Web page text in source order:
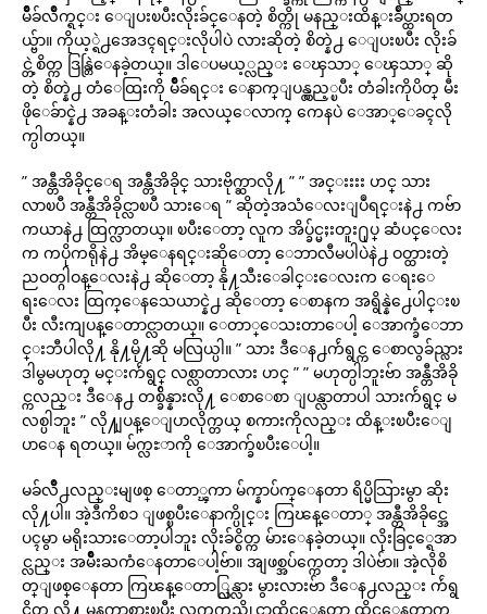
မ်ိဳခ်လိဳက္ရင္း ေျပးၿပီးလိုးခ်င္ေနတဲ့ စိတ္ကို မနည္းထိန္းခ်ဳပ္ထားရတ
ယ္ဗ်ာ။ ကိုယ့္ရဲ႕အေဒၚရင္းလိုပါပဲ လားဆိုတဲ့ စိတ္နဲ႕ ေျပးၿပီး လိုးခ်
င္တဲ့စိတ္က ဒြန္တြဲေနခဲ့တယ္။ ဒါေပမယ့္လည္း ေၾသာ္ ေၾသာ္ ဆို
တဲ့ စိတ္နဲ႕ တံေထြးကို မ်ိဳခ်ရင္း ေနာက္ျပန္လွည့္ၿပီး တံခါးကိုပိတ္ မီး
ဖိုေခ်ာင္နဲ႕ အခန္းတံခါး အလယ္ေလာက္ ကေနပဲ ေအာ္ေခၚလို
က္ပါတယ္။
” အန္တီအိခိုင္ေရ အန္တီအိခိုင္ သားဗိုက္ဆာလို႔ ” ” အင္းးးး ဟင္ သား
လာၿပီ အန္တီအိခိုင္လာၿပီ သားေရ ” ဆိုတဲ့အသံေလးျပဳရင္းနဲ႕ ကဗ်ာ
ကယာနဲ႕ ထြက္လာတယ္။ ၿပီးေတာ့ လူက အိပ္ခ်င္မႈးတူး႐ုပ္ ဆံပင္ေလး
က ကပိုကရိုနဲ႕ အိမ္ေနရင္းဆိုေတာ့ ေဘာလီမပါပဲနဲ႕ ဝတ္ထားတဲ့
ညဝတ္ဂါဝန္ေလးနဲ႕ ဆိုေတာ့ နို႔သီးေခါင္းေလးက ေရးေ
ရးေလး ထြက္ေနသေယာင္နဲ႕ ဆိုေတာ့ ေစာနက အရွိန္နဲ႕ေပါင္းၿ
ပီး လီးကျပန္ေတာင္လာတယ္။ ေတာ္ေသးတာေပါ့ ေအာက္ခံေဘာ
င္းဘီပါလို႔ နို႔မို႔ဆို မလြယ္ပါ။ ” သား ဒီေန႕က်ဴရွင္က ေစာလွခ်ည္လား
ဒါမွမဟုတ္ မင္းက်ဴရွင္ လစ္လာတာလား ဟင္ ” ” မဟုတ္ပါဘူးဗ်ာ အန္တီအိခို
င္ကလည္း ဒီေန႕ တစ္ခ်ိန္နားလို႔ ေစာေစာ ျပန္လာတာပါ သားက်ဴရွင္ မ
လစ္ပါဘူး ” လို႔ျပန္ေျပာလိုက္တယ္ စကားကိုလည္း ထိန္းၿပီးေျ
ပာေန ရတယ္။ မ်က္လႊာကို ေအာက္ခ်ၿပီးေပါ့။
မခ်လိဳ႕လည္းမျဖစ္ ေတာ္ၾကာ မ်က္နာပ်က္ေနတာ ရိပ္မိသြားမွာ ဆိုး
လို႔ပါ။ အဲ့ဒီကိစၥ ျဖစ္ၿပီးေနာက္ပိုင္း ကြၽန္ေတာ္ အန္တီအိခိုင္အေ
ပၚမွာ မရိုးသားေတာ့ပါဘူး လိုးခ်င္စိတ္က မ်ားေနခဲ့တယ္။ လိုးခြင့္ရေအာ
င္လည္း အမ်ိဳးႀကံေနတာေပါ့ဗ်ာ။ အျဖစ္အပ်က္ကေတာ့ ဒါပဲဗ်ာ။ အဲ့လိုစိ
တ္ျဖစ္ေနတာ ကြၽန္ေတာ္လြန္လား မွားလားဗ်ာ ဒီေန႕လည္း က်ဴရွ
င္ပိတ္ လို႔ မနက္စာစားၿပီး လက္ဖက္ရည္ဆိုင္လာထိုင္ေနတာ ထိုင္ေနတာက